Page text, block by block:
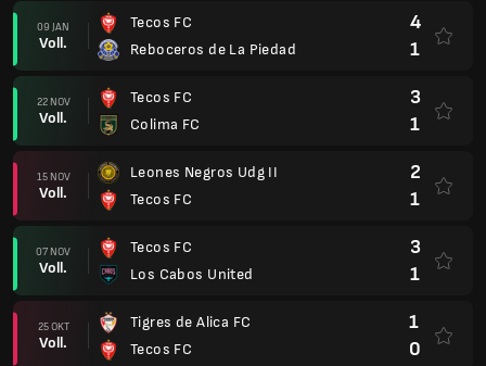
09 JAN
Voll.
Tecos FC
Reboceros de La Piedad
4
1
22 NOV
Voll.
Tecos FC
Colima FC
3
1
15 NOV
Voll.
Leones Negros Udg II
Tecos FC
2
1
07 NOV
Voll.
Tecos FC
Los Cabos United
3
1
25 OKT
Voll.
Tigres de Alica FC
Tecos FC
1
0